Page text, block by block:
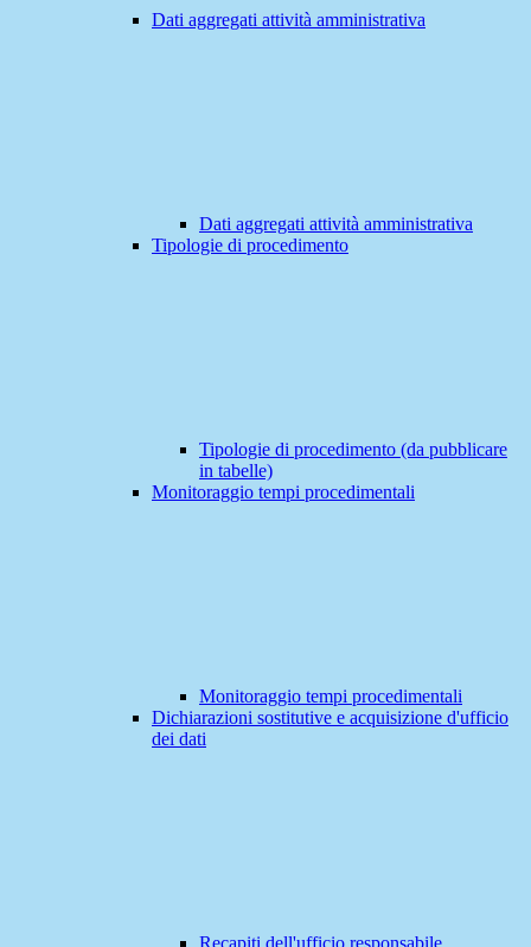
Dati aggregati attività amministrativa
Dati aggregati attività amministrativa
Tipologie di procedimento
Tipologie di procedimento (da pubblicare
in tabelle)
Monitoraggio tempi procedimentali
Monitoraggio tempi procedimentali
Dichiarazioni sostitutive e acquisizione d'ufficio
dei dati